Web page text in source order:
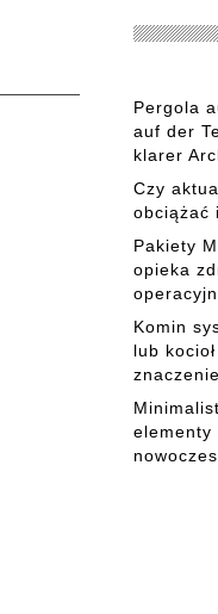
w pełni
– gdzie kupować?
Pergola
auf der
klarer
Czy
obciążać
Pakiety
opieka
Komin
lub
elementy